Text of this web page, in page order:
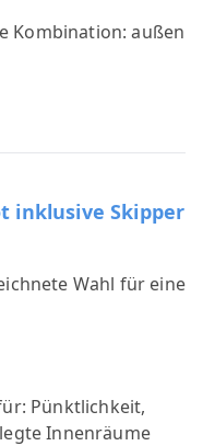
Kombination: außen
inklusive Skipper
Wahl für eine
Pünktlichkeit,
Innenräume